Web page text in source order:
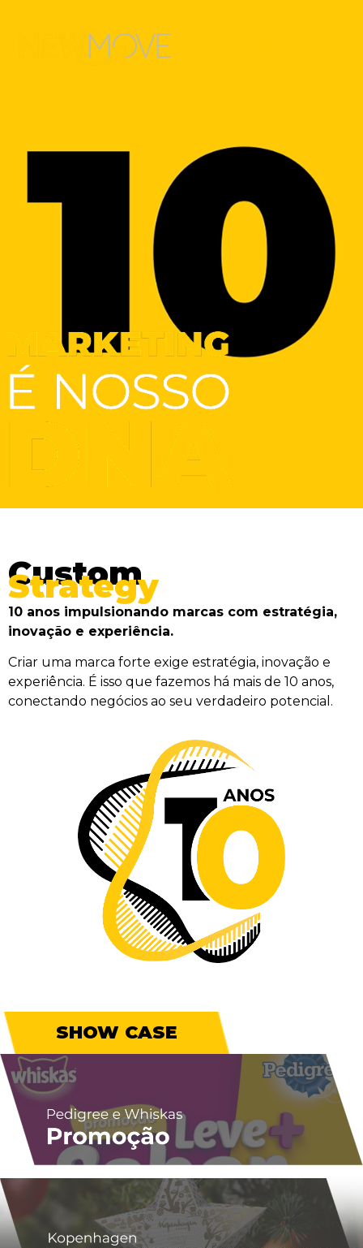
Custom
Strategy
10 anos impulsionando marcas com estratégia,
inovação e experiência.
Criar uma marca forte exige estratégia, inovação e
experiência. É isso que fazemos há mais de 10 anos,
conectando negócios ao seu verdadeiro potencial.
SHOW CASE